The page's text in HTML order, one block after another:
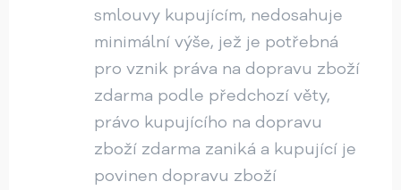
smlouvy kupujícím, nedosahuje
minimální výše, jež je potřebná
pro vznik práva na dopravu zboží
zdarma podle předchozí věty,
právo kupujícího na dopravu
zboží zdarma zaniká a kupující je
povinen dopravu zboží